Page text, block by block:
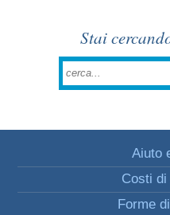
Stai
Aiuto
Costi
Forme